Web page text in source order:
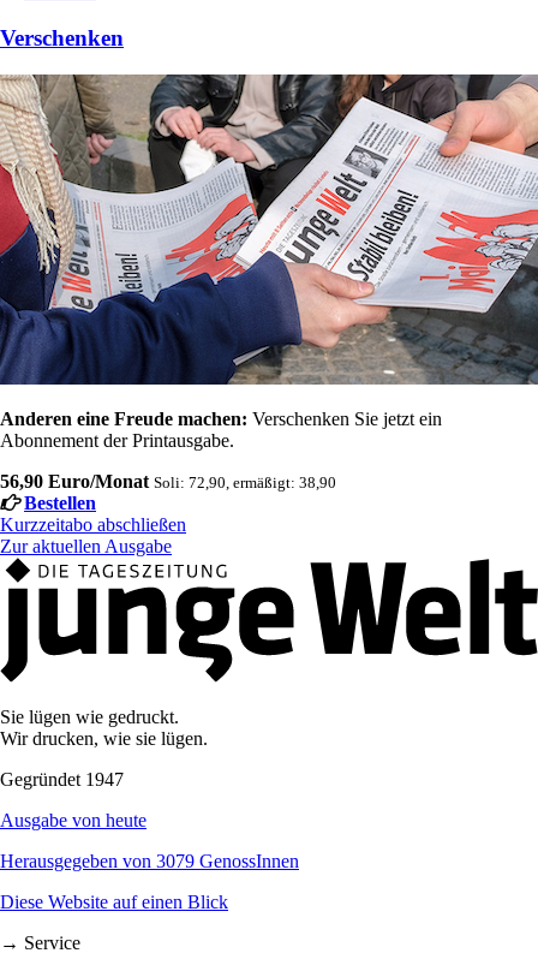
Verschenken
Anderen eine Freude machen: Verschenken Sie jetzt ein
Abonnement der Printausgabe.
56,90 Euro/Monat Soli: 72,90, ermäßigt: 38,90
Bestellen
Kurzzeitabo abschließen
Zur aktuellen Ausgabe
Sie lügen wie gedruckt.
Wir drucken, wie sie lügen.
Gegründet 1947
Ausgabe von heute
Herausgegeben von 3079 GenossInnen
Diese Website auf einen Blick
→ Service